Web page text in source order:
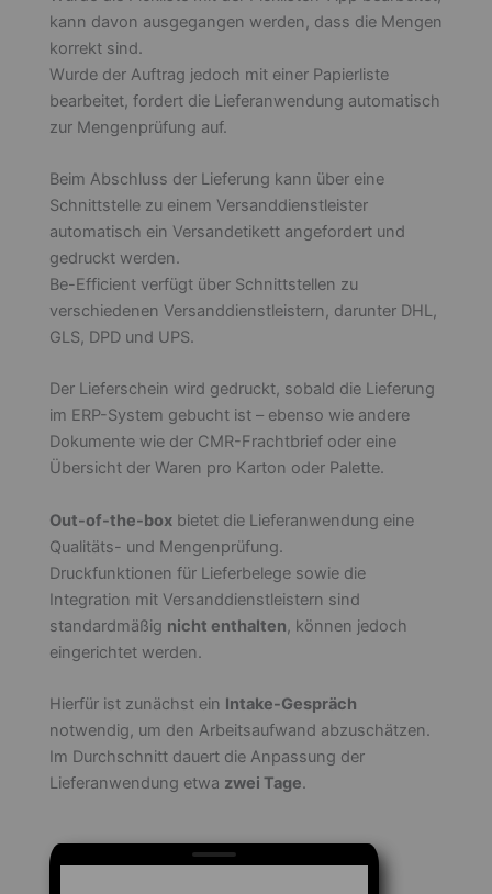
kann davon ausgegangen werden, dass die Mengen
korrekt sind.
Wurde der Auftrag jedoch mit einer Papierliste
bearbeitet, fordert die Lieferanwendung automatisch
zur Mengenprüfung auf.
Beim Abschluss der Lieferung kann über eine
Schnittstelle zu einem Versanddienstleister
automatisch ein Versandetikett angefordert und
gedruckt werden.
Be-Efficient verfügt über Schnittstellen zu
verschiedenen Versanddienstleistern, darunter DHL,
GLS, DPD und UPS.
Der Lieferschein wird gedruckt, sobald die Lieferung
im ERP-System gebucht ist – ebenso wie andere
Dokumente wie der CMR-Frachtbrief oder eine
Übersicht der Waren pro Karton oder Palette.
Out-of-the-boxbietet die Lieferanwendung eine
Qualitäts- und Mengenprüfung.
Druckfunktionen für Lieferbelege sowie die
Integration mit Versanddienstleistern sind
standardmäßig nicht enthalten, können jedoch
eingerichtet werden.
Hierfür ist zunächst ein Intake-Gespräch
notwendig, um den Arbeitsaufwand abzuschätzen.
Im Durchschnitt dauert die Anpassung der
Lieferanwendung etwa zwei Tage.
❮ ❯